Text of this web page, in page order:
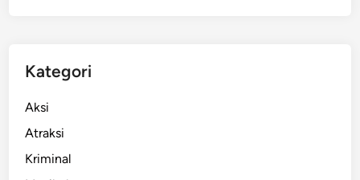
P
m
r
o
Kategori
Aksi
Atraksi
Kriminal